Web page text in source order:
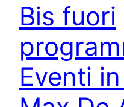
Bis fuori
Eventi